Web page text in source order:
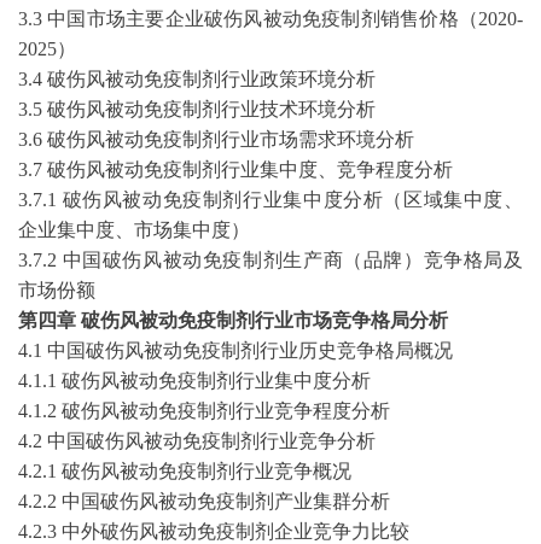
3.3 中国市场主要企业破伤风被动免疫制剂 销售价格（2020-
2025）
3.4 破伤风被动免疫制剂 行业政策环境分析
3.5 破伤风被动免疫制剂 行业技术环境分析
3.6 破伤风被动免疫制剂 行业市场需求环境分析
3.7 破伤风被动免疫制剂 行业集中度、竞争程度分析
3.7.1 破伤风被动免疫制剂行业集中度分析（区域集中度、
企业集中度、市场集中度）
3.7.2 中国 破伤风被动免疫制剂生产商（品牌）竞争格局及
市场份额
第四章 破伤风被动免疫制剂行业市场竞争格局分析
4.1 中国破伤风被动免疫制剂 行业历史竞争格局概况
4.1.1 破伤风被动免疫制剂 行业集中度分析
4.1.2 破伤风被动免疫制剂 行业竞争程度分析
4.2 中国破伤风被动免疫制剂 行业竞争分析
4.2.1 破伤风被动免疫制剂 行业竞争概况
4.2.2 中国破伤风被动免疫制剂 产业集群分析
4.2.3 中外破伤风被动免疫制剂 企业竞争力比较